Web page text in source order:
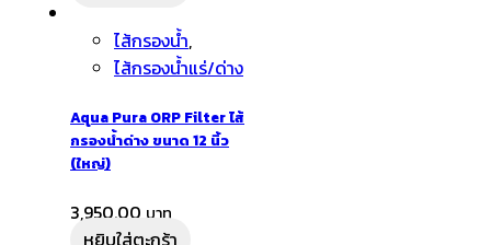
ไส้กรองน้ำ,
ไส้กรองน้ำแร่/ด่าง
Aqua Pura ORP Filter ไส้
กรองน้ำด่าง ขนาด 12 นิ้ว
(ใหญ่)
3,950.00
หยิบใส่ตะกร้า